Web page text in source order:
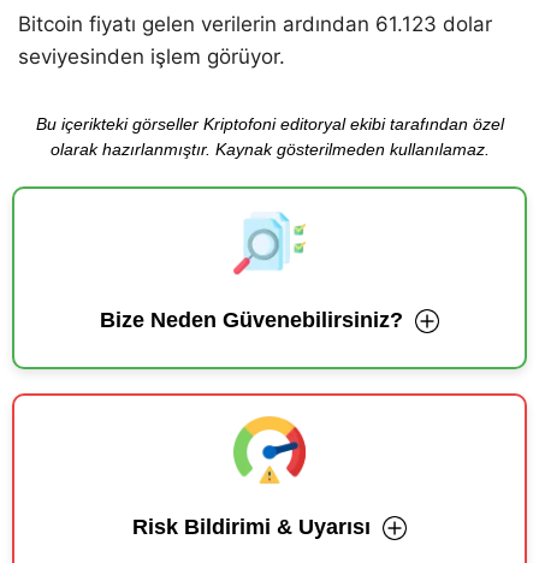
Bitcoin fiyatı gelen verilerin ardından 61.123 dolar
seviyesinden işlem görüyor.
Bu içerikteki görseller Kriptofoni editoryal ekibi tarafından özel
olarak hazırlanmıştır. Kaynak gösterilmeden kullanılamaz.
Bize Neden Güvenebilirsiniz?
Risk Bildirimi & Uyarısı